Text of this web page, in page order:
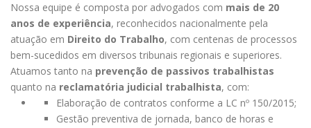
Nossa equipe é composta por advogados com mais de 20
anos de experiência, reconhecidos nacionalmente pela
atuação em Direito do Trabalho, com centenas de processos
bem-sucedidos em diversos tribunais regionais e superiores.
Atuamos tanto na prevenção de passivos trabalhistas
quanto na reclamatória judicial trabalhista, com:
Elaboração de contratos conforme a LC nº 150/2015;
Gestão preventiva de jornada, banco de horas e